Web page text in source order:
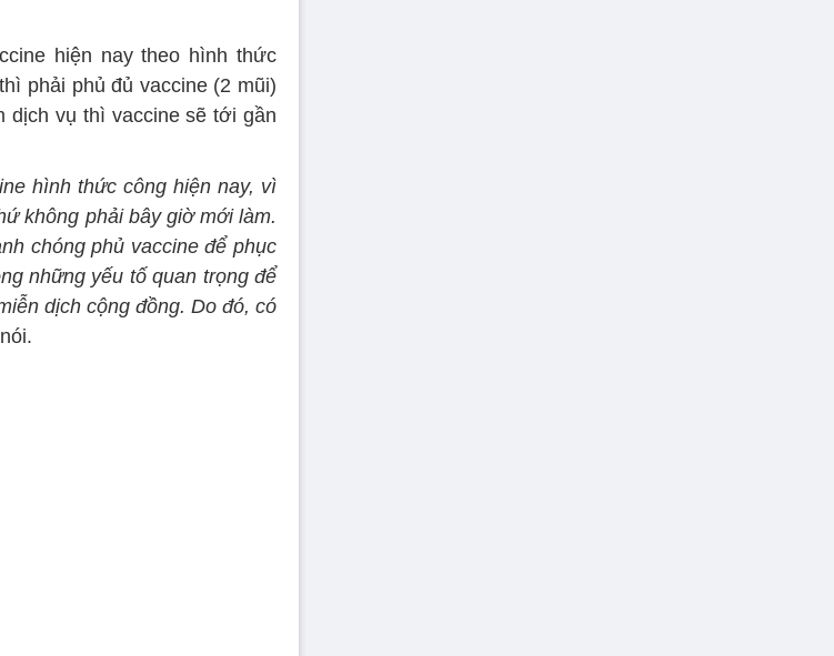
hiện nay theo hình thức
phải phủ đủ vaccine (2 mũi)
dịch vụ thì vaccine sẽ tới gần
hình thức công hiện nay, vì
không phải bây giờ mới làm.
chóng phủ vaccine để phục
những yếu tố quan trọng để
dịch cộng đồng. Do đó, có